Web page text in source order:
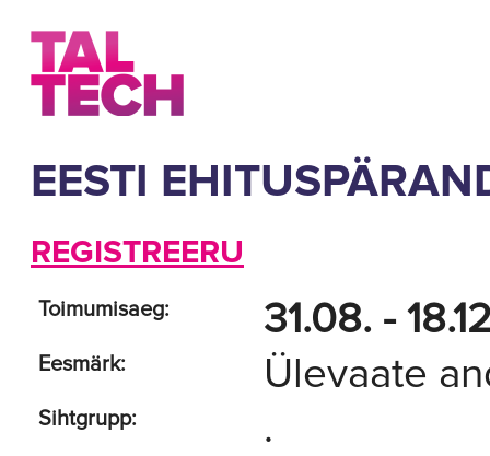
EESTI
REGISTREERU
Toimumisaeg: 31.08. -
Eesmärk: Ülevaate
Sihtgrupp: .